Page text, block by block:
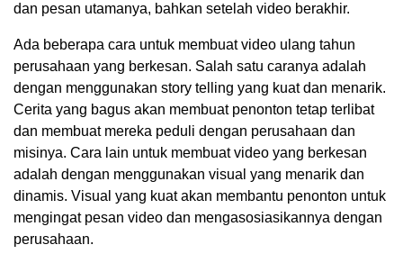
dan pesan utamanya, bahkan setelah video berakhir.
Ada beberapa cara untuk membuat video ulang tahun
perusahaan yang berkesan. Salah satu caranya adalah
dengan menggunakan story telling yang kuat dan menarik.
Cerita yang bagus akan membuat penonton tetap terlibat
dan membuat mereka peduli dengan perusahaan dan
misinya. Cara lain untuk membuat video yang berkesan
adalah dengan menggunakan visual yang menarik dan
dinamis. Visual yang kuat akan membantu penonton untuk
mengingat pesan video dan mengasosiasikannya dengan
perusahaan.